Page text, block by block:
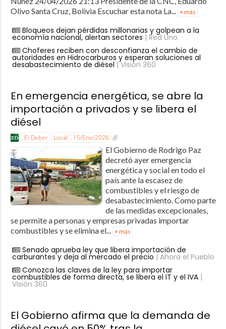
Olivo Santa Cruz, Bolivia Escuchar esta nota La...
+ más
Bloqueos dejan pérdidas millonarias y golpean a la
economía nacional, alertan sectores | Red Uno
Choferes reciben con desconfianza el cambio de
autoridades en Hidrocarburos y esperan soluciones al
desabastecimiento de diésel | Visión 360
En emergencia energética, se abre la
importación a privados y se libera el
diésel
El Deber Local 15/Ene/2026
El Gobierno de Rodrigo Paz
decretó ayer emergencia
energética y social en todo el
país ante la escasez de
combustibles y el riesgo de
desabastecimiento. Como parte
de las medidas excepcionales,
se permite a personas y empresas privadas importar
combustibles y se elimina el...
+ más
Senado aprueba ley que libera importación de
carburantes y deja al mercado el precio | Ahora el Pueblo
Conozca las claves de la ley para importar
combustibles de forma directa, se libera el IT y el IVA|
Visión 360
El Gobierno afirma que la demanda de